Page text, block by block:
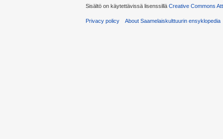
Sisältö on käytettävissä lisenssillä Creative Commons
Privacy policy About Saamelaiskulttuurin ensyklopedia